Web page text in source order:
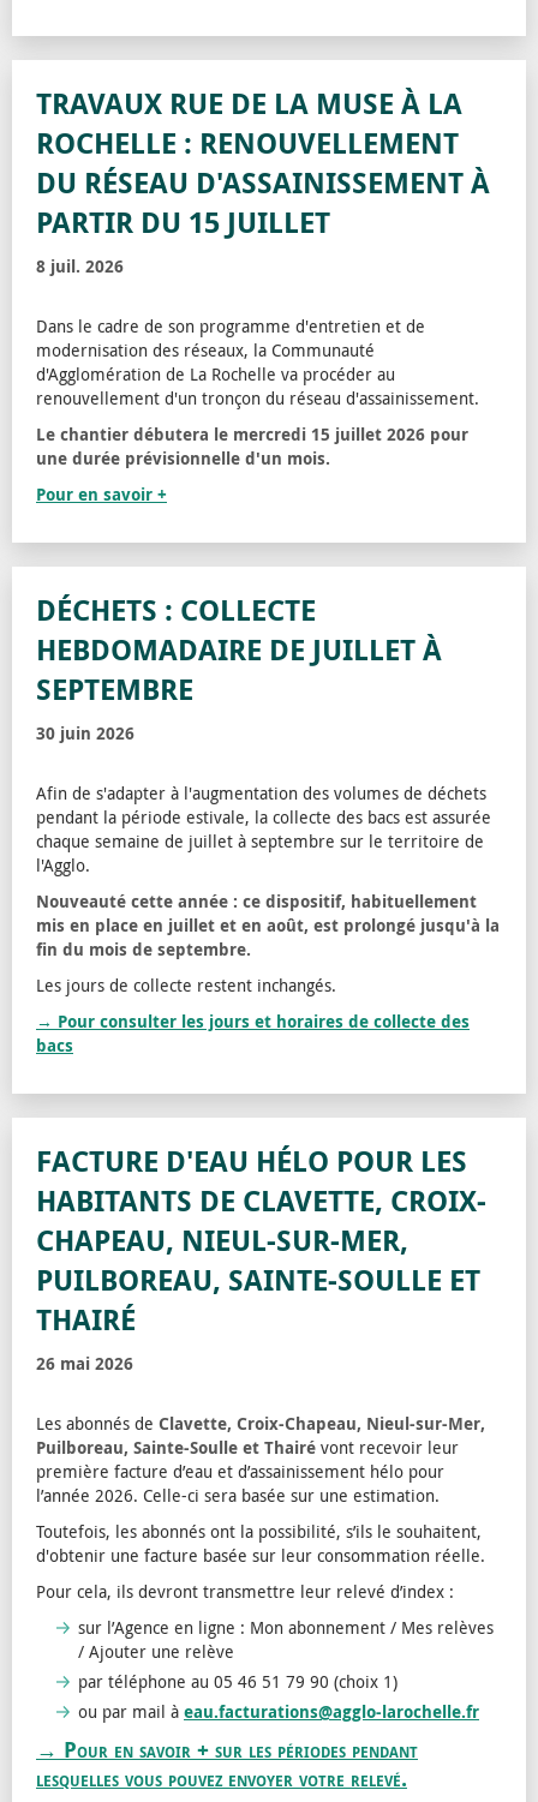
TRAVAUX RUE DE LA MUSE À LA
ROCHELLE : RENOUVELLEMENT
DU RÉSEAU D'ASSAINISSEMENT À
PARTIR DU 15 JUILLET
8 juil. 2026
Dans le cadre de son programme d'entretien et de
modernisation des réseaux, la Communauté
d'Agglomération de La Rochelle va procéder au
renouvellement d'un tronçon du réseau d'assainissement.
Le chantier débutera le mercredi 15 juillet 2026 pour
une durée prévisionnelle d'un mois.
Pour en savoir +
DÉCHETS : COLLECTE
HEBDOMADAIRE DE JUILLET À
SEPTEMBRE
30 juin 2026
Afin de s'adapter à l'augmentation des volumes de déchets
pendant la période estivale, la collecte des bacs est assurée
chaque semaine de juillet à septembre sur le territoire de
l'Agglo.
Nouveauté cette année : ce dispositif, habituellement
mis en place en juillet et en août, est prolongé jusqu'à la
fin du mois de septembre.
Les jours de collecte restent inchangés.
→ Pour consulter les jours et horaires de collecte des
bacs
FACTURE D'EAU HÉLO POUR LES
HABITANTS DE CLAVETTE, CROIX-
CHAPEAU, NIEUL-SUR-MER,
PUILBOREAU, SAINTE-SOULLE ET
THAIRÉ
26 mai 2026
Les abonnés de Clavette, Croix-Chapeau, Nieul-sur-Mer,
Puilboreau, Sainte-Soulle et Thairé vont recevoir leur
première facture d’eau et d’assainissement hélo pour
l’année 2026. Celle-ci sera basée sur une estimation.
Toutefois, les abonnés ont la possibilité, s’ils le souhaitent,
d'obtenir une facture basée sur leur consommation réelle.
Pour cela, ils devront transmettre leur relevé d’index :
sur l’Agence en ligne : Mon abonnement / Mes relèves
/ Ajouter une relève
par téléphone au 05 46 51 79 90 (choix 1)
ou par mail à eau.facturations@agglo-larochelle.fr
→ Pour en savoir + sur les périodes pendant
lesquelles vous pouvez envoyer votre relevé.